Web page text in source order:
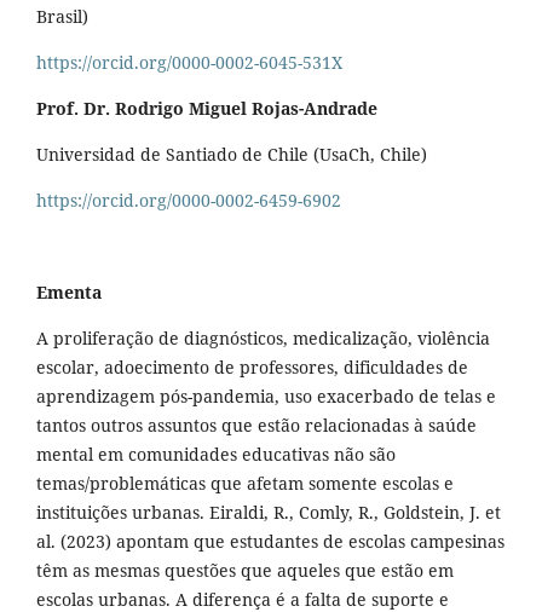
Brasil)
https://orcid.org/0000-0002-6045-531X
Prof. Dr. Rodrigo Miguel Rojas-Andrade
Universidad de Santiado de Chile (UsaCh, Chile)
https://orcid.org/0000-0002-6459-6902
Ementa
A proliferação de diagnósticos, medicalização, violência
escolar, adoecimento de professores, dificuldades de
aprendizagem pós-pandemia, uso exacerbado de telas e
tantos outros assuntos que estão relacionadas à saúde
mental em comunidades educativas não são
temas/problemáticas que afetam somente escolas e
instituições urbanas. Eiraldi, R., Comly, R., Goldstein, J. et
al. (2023) apontam que estudantes de escolas campesinas
têm as mesmas questões que aqueles que estão em
escolas urbanas. A diferença é a falta de suporte e